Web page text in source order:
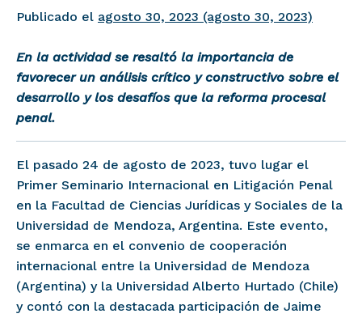
Publicado el agosto 30, 2023 (agosto 30, 2023)
En la actividad se resaltó la importancia de
favorecer un análisis crítico y constructivo sobre el
desarrollo y los desafíos que la reforma procesal
penal.
El pasado 24 de agosto de 2023, tuvo lugar el
Primer Seminario Internacional en Litigación Penal
en la Facultad de Ciencias Jurídicas y Sociales de la
Universidad de Mendoza, Argentina. Este evento,
se enmarca en el convenio de cooperación
internacional entre la Universidad de Mendoza
(Argentina) y la Universidad Alberto Hurtado (Chile)
y contó con la destacada participación de Jaime